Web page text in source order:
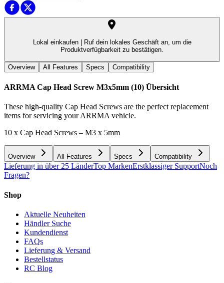
Lokal einkaufen |
Ruf dein lokales Geschäft an, um die
Produktverfügbarkeit zu bestätigen.
Overview All Features Specs Compatibility
ARRMA Cap Head Screw M3x5mm (10) Übersicht
These high-quality Cap Head Screws are the perfect replacement
items for servicing your ARRMA vehicle.
10 x Cap Head Screws – M3 x 5mm
Overview All Features Specs Compatibility
Lieferung in über 25 LänderTop MarkenErstklassiger SupportNoch
Fragen?
Shop
Aktuelle Neuheiten
Händler Suche
Kundendienst
FAQs
Lieferung & Versand
Bestellstatus
RC Blog